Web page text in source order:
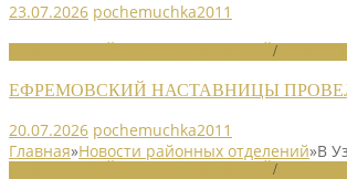
23.07.2026 pochemuchka2011
/
ЕФРЕМОВСКИЙ НАСТАВНИЦЫ
20.07.2026 pochemuchka2011
Главная»Новости районных отделений»В
/